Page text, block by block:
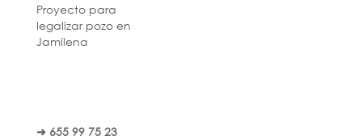
Proyecto para
legalizar pozo en
Jamilena
➜ 655 99 75 23